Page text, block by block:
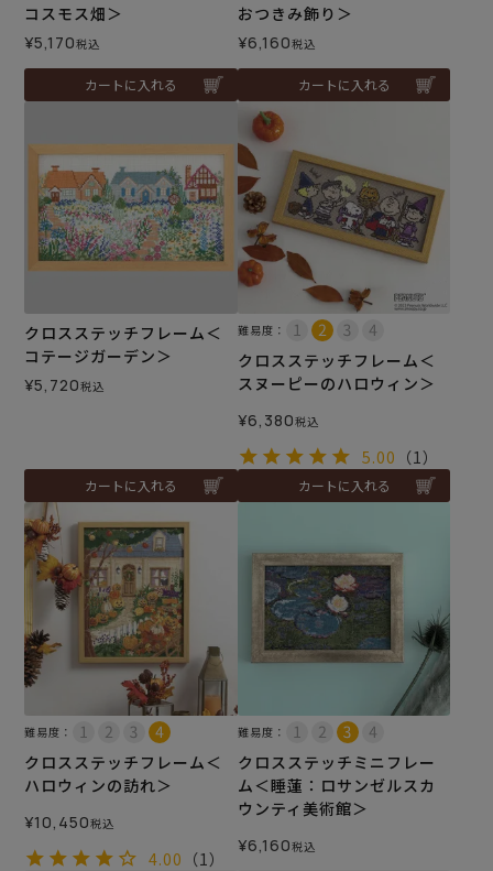
コスモス畑＞
¥5,170税込
カートに入れる
おつきみ飾り＞
¥6,160税込
カートに入れる
クロスステッチフレーム＜
コテージガーデン＞
¥5,720税込
カートに入れる
難易度：
クロスステッチフレーム＜
スヌーピーのハロウィン＞
¥6,380税込
5.00 （1）
カートに入れる
難易度：
クロスステッチフレーム＜
ハロウィンの訪れ＞
¥10,450税込
4.00 （1）
難易度：
クロスステッチミニフレー
ム＜睡蓮：ロサンゼルスカ
ウンティ美術館＞
¥6,160税込